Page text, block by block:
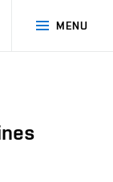
MENU